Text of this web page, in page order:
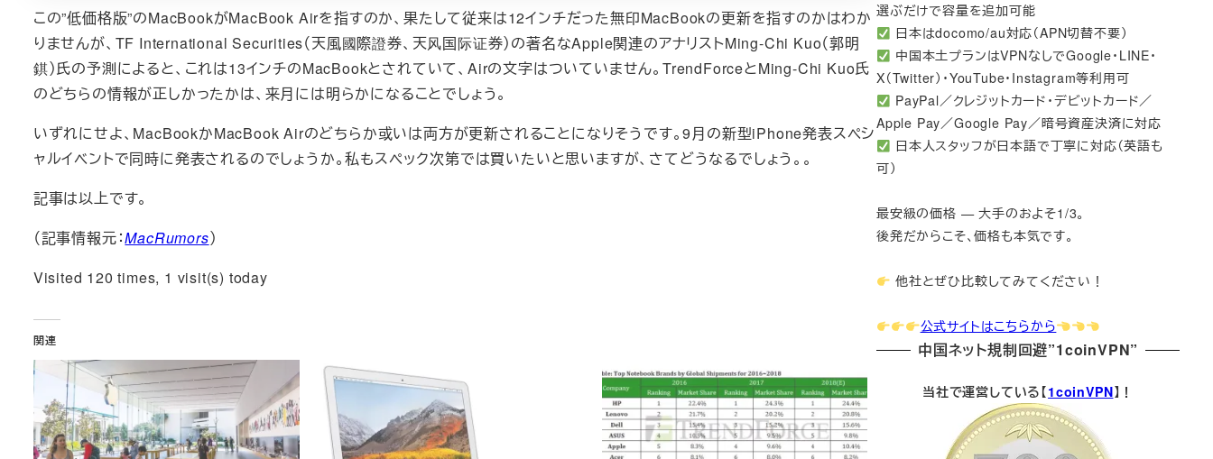
この”低価格版”のMacBookがMacBook Airを指すのか、果たして従来は12インチだった無印MacBookの更新を指すのかはわか
りませんが、TF International Securities（天風國際證券、天风国际证券）の著名なApple関連のアナリストMing-Chi Kuo（郭明
錤）氏の予測によると、これは13インチのMacBookとされていて、Airの文字はついていません。TrendForceとMing-Chi Kuo氏
のどちらの情報が正しかったかは、来月には明らかになることでしょう。
いずれにせよ、MacBookかMacBook Airのどちらか或いは両方が更新されることになりそうです。9月の新型iPhone発表スペシ
ャルイベントで同時に発表されるのでしょうか。私もスペック次第では買いたいと思いますが、さてどうなるでしょう。。
記事は以上です。
（記事情報元：MacRumors）
Visited 120 times, 1 visit(s) today
関連
選ぶだけで容量を追加可能
日本はdocomo/au対応（APN切替不要）
中国本土プランはVPNなしでGoogle・LINE・
X（Twitter）・YouTube・Instagram等利用可
PayPal／クレジットカード・デビットカード／
Apple Pay／Google Pay／暗号資産決済に対応
日本人スタッフが日本語で丁寧に対応（英語も
可）
最安級の価格 — 大手のおよそ1/3。
後発だからこそ、価格も本気です。
他社とぜひ比較してみてください！
公式サイトはこちらから
中国ネット規制回避”1coinVPN”
当社で運営している【1coinVPN】！